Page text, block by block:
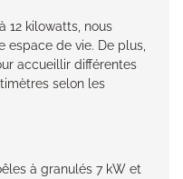
12 kilowatts, nous
espace de vie. De plus,
accueillir différentes
selon les
à granulés 7 kW et